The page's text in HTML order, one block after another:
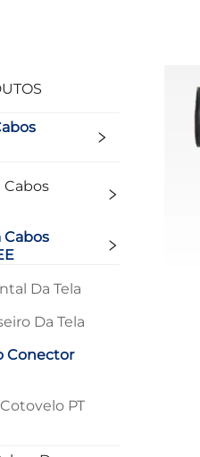
Cabos
Cabos
Da Tela
Da Tela
Conector
PT